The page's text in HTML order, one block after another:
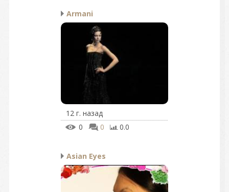
Armani
12 г. назад
0
0 0.0
Asian Eyes